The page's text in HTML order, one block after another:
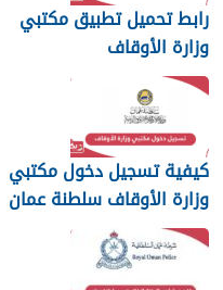
رابط تحميل تطبيق مكتبي
وزارة الأوقاف
كيفية تسجيل دخول مكتبي
وزارة الأوقاف سلطنة عمان